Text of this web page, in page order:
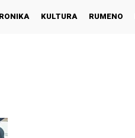
KULTURA RUMENO